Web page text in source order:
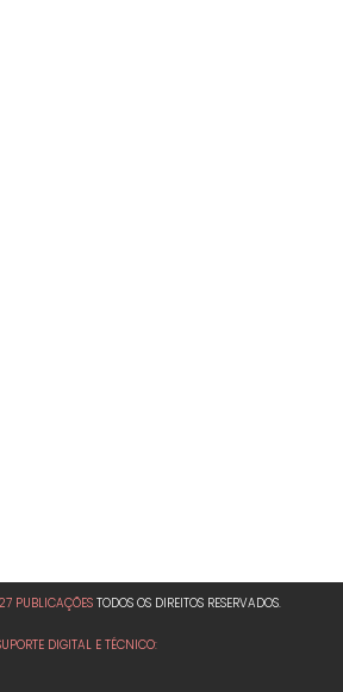
PUBLICAÇÕES TODOS OS DIREITOS RESERVADOS.
DIGITAL E TÉCNICO: